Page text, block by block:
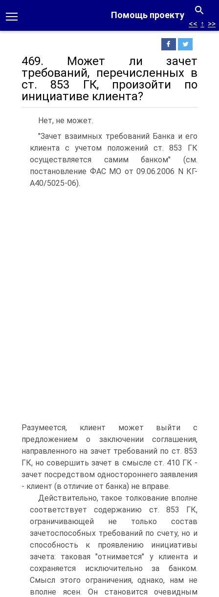
Помощь проекту
<< ↑ >>
469. Может ли зачет
требований, перечисленных в
ст. 853 ГК, произойти по
инициативе клиента?
Нет, не может.
"Зачет взаимных требований Банка и его
клиента с учетом положений ст. 853 ГК
осуществляется самим банком" (см.
постановление ФАС МО от 09.06.2006 N КГ-
А40/5025-06).
Разумеется, клиент может выйти с
предложением о заключении соглашения,
направленного на зачет требований по ст. 853
ГК, но совершить зачет в смысле ст. 410 ГК -
зачет посредством одностороннего заявления
- клиент (в отличие от банка) не вправе.
Действительно, такое толкование вполне
соответствует содержанию ст. 853 ГК,
ограничивающей не только состав
зачетоспособных требований по счету, но и
способность к проявлению инициативы
зачета: таковая "отнимается" у клиента и
сохраняется исключительно за банком.
Смысл этого ограничения, однако, нам не
вполне ясен. Он становится очевидным